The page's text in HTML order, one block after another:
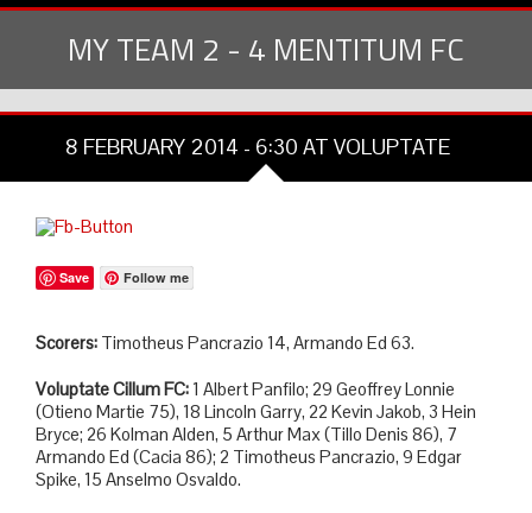
MY TEAM 2 - 4 MENTITUM FC
8 FEBRUARY 2014 - 6:30 AT VOLUPTATE
Save Follow me
Scorers: Timotheus Pancrazio 14, Armando Ed 63.
Voluptate Cillum FC: 1 Albert Panfilo; 29 Geoffrey Lonnie
(Otieno Martie 75), 18 Lincoln Garry, 22 Kevin Jakob, 3 Hein
Bryce; 26 Kolman Alden, 5 Arthur Max (Tillo Denis 86), 7
Armando Ed (Cacia 86); 2 Timotheus Pancrazio, 9 Edgar
Spike, 15 Anselmo Osvaldo.